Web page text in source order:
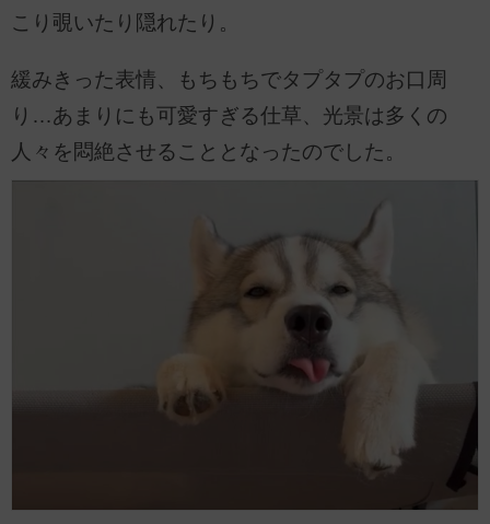
こり覗いたり隠れたり。
緩みきった表情、もちもちでタプタプのお口周
り…あまりにも可愛すぎる仕草、光景は多くの
人々を悶絶させることとなったのでした。